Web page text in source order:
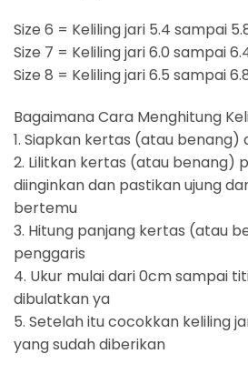
Size 6 = Keliling jari 5.4 sampai
Size 7 = Keliling jari 6.0 sampai
Size 8 = Keliling jari 6.5 sampai
Bagaimana Cara Menghitung
1. Siapkan kertas (atau benang)
2. Lilitkan kertas (atau benang)
diinginkan dan pastikan ujung
bertemu
3. Hitung panjang kertas (atau
penggaris
4. Ukur mulai dari 0cm sampai
dibulatkan ya
5. Setelah itu cocokkan keliling
yang sudah diberikan